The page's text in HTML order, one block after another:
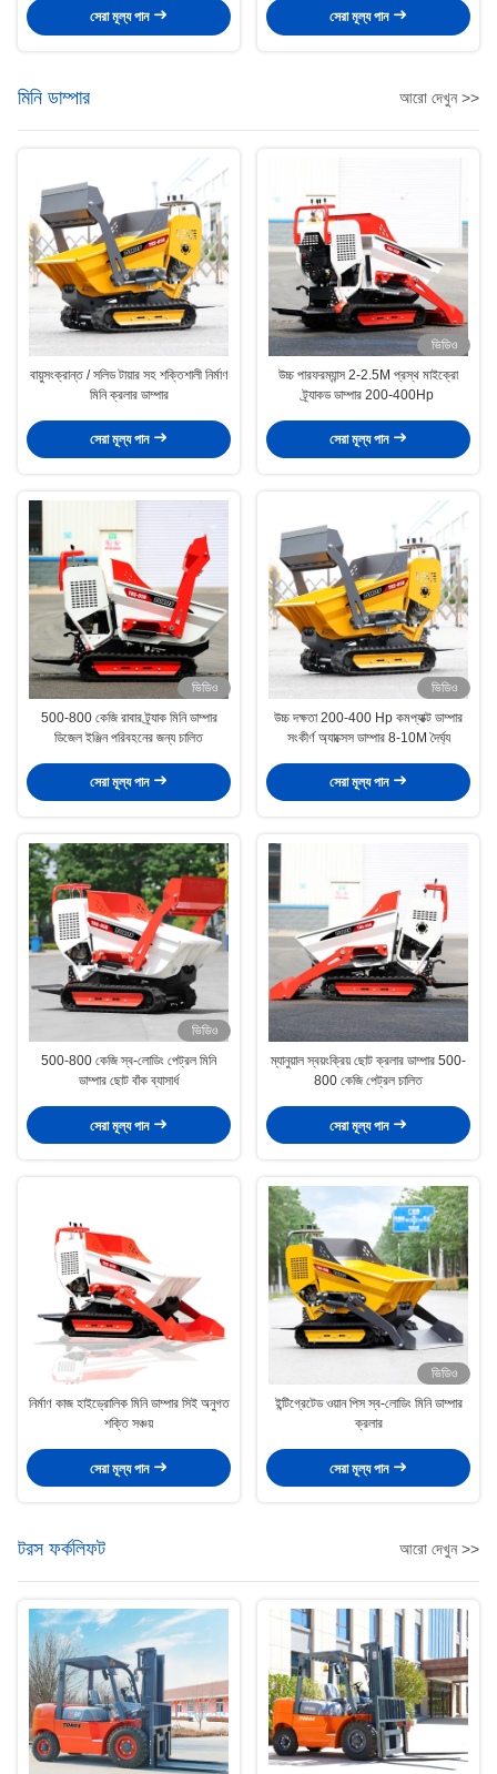
সেরা মূল্য পান সেরা মূল্য পান
মিনি ডাম্পার আরো দেখুন >>
বায়ুসংক্রান্ত / সলিড টায়ার সহ শক্তিশালী নির্মাণ
মিনি ক্রলার ডাম্পার
সেরা মূল্য পান
ভিডিও
উচ্চ পারফরম্যান্স 2-2.5M প্রস্থ মাইক্রো
ট্র্যাকড ডাম্পার 200-400Hp
সেরা মূল্য পান
ভিডিও
500-800 কেজি রাবার ট্র্যাক মিনি ডাম্পার
ডিজেল ইঞ্জিন পরিবহনের জন্য চালিত
সেরা মূল্য পান
ভিডিও
উচ্চ দক্ষতা 200-400 Hp কমপ্যাক্ট ডাম্পার
সংকীর্ণ অ্যাক্সেস ডাম্পার 8-10M দৈর্ঘ্য
সেরা মূল্য পান
ভিডিও
500-800 কেজি স্ব-লোডিং পেট্রল মিনি
ডাম্পার ছোট বাঁক ব্যাসার্ধ
সেরা মূল্য পান
ম্যানুয়াল স্বয়ংক্রিয় ছোট ক্রলার ডাম্পার 500-
800 কেজি পেট্রল চালিত
সেরা মূল্য পান
নির্মাণ কাজ হাইড্রোলিক মিনি ডাম্পার সিই অনুগত
শক্তি সঞ্চয়
সেরা মূল্য পান
ভিডিও
ইন্টিগ্রেটেড ওয়ান পিস স্ব-লোডিং মিনি ডাম্পার
ক্রলার
সেরা মূল্য পান
টরস ফর্কলিফট আরো দেখুন >>